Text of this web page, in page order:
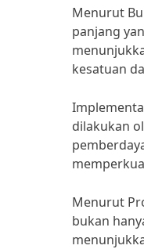
Menurut
panjang
kesatuan
dilakukan
Menurut
bukan